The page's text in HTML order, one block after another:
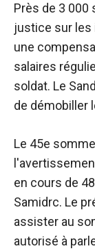
Près de 3 000
justice sur les
une
salaires
soldat. Le
de démobiller
Le 45e
en cours de
Samidrc. Le
assister au
autorisé à